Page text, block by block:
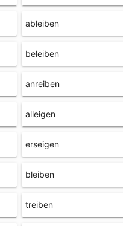
ableiben
beleiben
anreiben
alleigen
erseigen
bleiben
treiben